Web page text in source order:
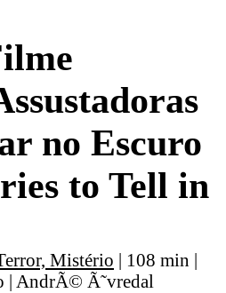
no Escuro
to Tell in
Mistério | 108 min |
| AndrÃ© Ã˜vredal